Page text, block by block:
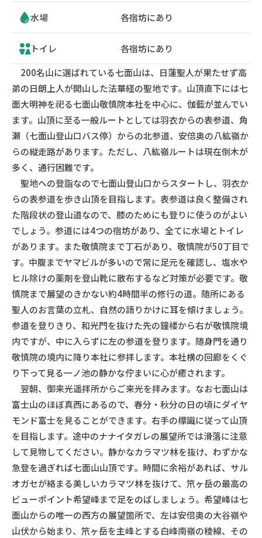
水場 各宿坊にあり
トイレ
各宿坊にあり
200名山に選ばれている七面山は、日蓮聖人が果たせず高
弟の日朗上人が開山した法華経の聖地です。山頂直下には七
面大明神を祀る七面山敬慎院本社を中心に、伽藍が並んでい
ます。山頂に至る一般ルートとしては羽衣からの表参道、角
瀬（七面山登山口バス停）からの北参道、安倍奥の八紘嶺か
らの縦走路があります。ただし、八紘嶺ルートは現在倒木が
多く、通行困難です。
聖地への登詣なので七面山登山口からスタートし、羽衣か
らの表参道を歩き山頂を目指します。表参道は良く整備され
た階段状の登山道なので、膝のためにも登りに使うのがよい
でしょう。参道には4つの宿坊があり、全てに水場とトイレ
があります。また敬慎院まで丁石があり、敬慎院が50丁目で
す。中腹までヤマビルが多いので常に足元を確認し、塩水や
ヒル除けの薬剤を登山靴に散布するなど対策が必要です。敬
慎院まで展望のきかない約4時間半の修行の道。随所にある
聖人のお言葉の立札、自然の語りかけに耳を傾けましょう。
参道を登りきり、和光門を抜けた先の鐘楼から右が敬慎院境
内ですが、中に入らずに左の参道を登ります。随身門を通り
敬慎院の境内に降り本社に参拝します。本社横の回廊をくぐ
り下って見る一ノ池の静かな佇まいに心が癒されます。
翌朝、御来光遥拝所からご来光を拝みます。なお七面山は
富士山のほぼ真西にあるので、春分・秋分の日の頃にダイヤ
モンド富士を見ることができます。右手の標識に従って山頂
を目指します。途中のナナイタガレの展望所では滑落に注意
して見物してください。静かなカラマツ林を抜け、わずかな
急登を過ぎれば七面山山頂です。時間に余裕があれば、サル
オガセが絡まる美しいカラマツ林を抜けて、笊ヶ岳の最高の
ビューポイント希望峰まで足をのばしましょう。希望峰は七
面山からの唯一の西方の展望箇所で、左は安倍奥の大谷嶺や
山伏から始まり、笊ヶ岳を主峰とする白峰南嶺の稜線、その